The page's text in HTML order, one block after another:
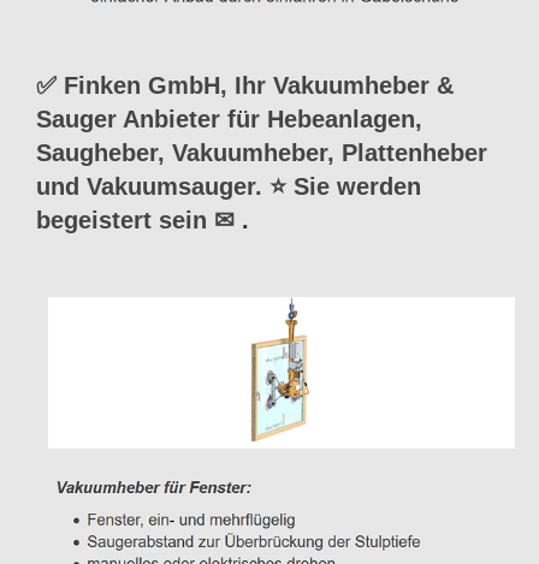
✅ Finken GmbH, Ihr Vakuumheber &
Sauger Anbieter für Hebeanlagen,
Saugheber, Vakuumheber, Plattenheber
und Vakuumsauger. ⭐ Sie werden
begeistert sein ✉ .